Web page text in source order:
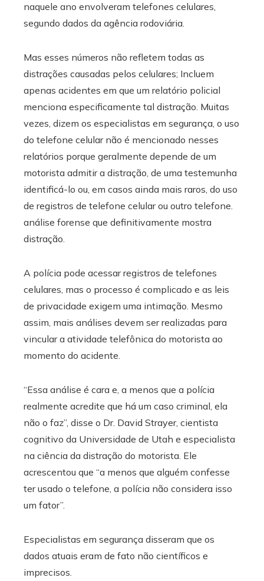
naquele ano envolveram telefones celulares,
segundo dados da agência rodoviária.
Mas esses números não refletem todas as
distrações causadas pelos celulares; Incluem
apenas acidentes em que um relatório policial
menciona especificamente tal distração. Muitas
vezes, dizem os especialistas em segurança, o uso
do telefone celular não é mencionado nesses
relatórios porque geralmente depende de um
motorista admitir a distração, de uma testemunha
identificá-lo ou, em casos ainda mais raros, do uso
de registros de telefone celular ou outro telefone.
análise forense que definitivamente mostra
distração.
A polícia pode acessar registros de telefones
celulares, mas o processo é complicado e as leis
de privacidade exigem uma intimação. Mesmo
assim, mais análises devem ser realizadas para
vincular a atividade telefônica do motorista ao
momento do acidente.
“Essa análise é cara e, a menos que a polícia
realmente acredite que há um caso criminal, ela
não o faz”, disse o Dr. David Strayer, cientista
cognitivo da Universidade de Utah e especialista
na ciência da distração do motorista. Ele
acrescentou que “a menos que alguém confesse
ter usado o telefone, a polícia não considera isso
um fator”.
Especialistas em segurança disseram que os
dados atuais eram de fato não científicos e
imprecisos.